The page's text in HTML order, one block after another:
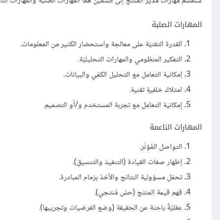
المهارات الصلبة
القدرة التقنيّة على معالجة واستحضار الكثير من المعلومات.
التفكير المنظومي والمهارات التحليليّة.
إمكانية التعامل مع التحليل الكمّي والبيانات.
امتلاك خلفيةٍ تقنية.
إمكانية التعامل مع تجربة المستخدم و/أو التصميم.
المهارات الناعمة
التواصل المُؤثّر.
إظهار صفات القيادة (التنفيذ والتنسيق).
تحمّل مسؤولية النتائج والأخذ بزمام المبادرة.
فهم قيمة المنتج (حسّ مُنتجي).
عقليّةٌ باحثة عن الحقيقة (وضع الفرضيات وتجريبها).